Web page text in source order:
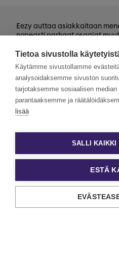
Eezy auttaa asiakkaitaan
nopeasti parhaat osaajat
kevytyrittäjyys ja muut
asiantuntijapalvelumme
työn ja tekijöiden
Haluamme rakentaa
Eezyä. Toivomme hakemuksia
tulevilta päteviltä hakijoilta.
arvoista ja läpinäkyvää
Tietoa sivustolla
Käytämme sivustollamme
analysoidaksemme sivuston
tarjotaksemme sosiaalisen
parantaaksemme ja
lisää
SALLI KAIKKI
ESTÄ